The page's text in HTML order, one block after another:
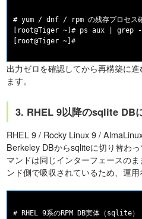
# yum / dnf / rpm の残存プロセス
[root@Tiger ~]# ps aux |
[root@Tiger ~]#
出力ゼロを確認してから再構築に
ます。
3. RHEL 9以降のsqlite DB
RHEL 9 / Rocky Linux 9 /
Berkeley DBからsqliteに切り替わ
マンドは同じインターフェースの
ンド側で吸収されているため、運用
# RHEL 9系のRPM DB実体（sqlite）